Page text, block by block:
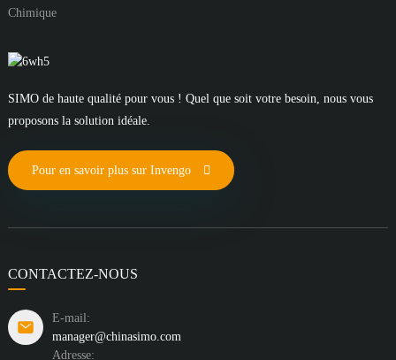
Chimique
SIMO de haute qualité pour vous ! Quel que soit votre besoin, nous vous
proposons la solution idéale.
Pour en savoir plus sur Invengo
CONTACTEZ-NOUS
E-mail:
manager@chinasimo.com
Adresse: